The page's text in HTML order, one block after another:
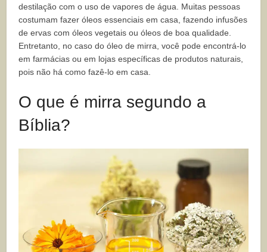
destilação com o uso de vapores de água. Muitas pessoas
costumam fazer óleos essenciais em casa, fazendo infusões
de ervas com óleos vegetais ou óleos de boa qualidade.
Entretanto, no caso do óleo de mirra, você pode encontrá-lo
em farmácias ou em lojas específicas de produtos naturais,
pois não há como fazê-lo em casa.
O que é mirra segundo a
Bíblia?